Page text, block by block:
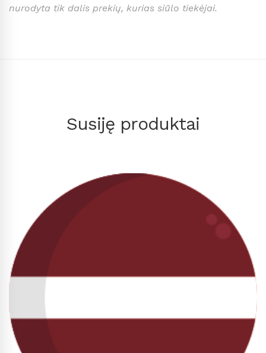
nurodyta tik dalis prekių, kurias siūlo tiekėjai.
Susiję produktai